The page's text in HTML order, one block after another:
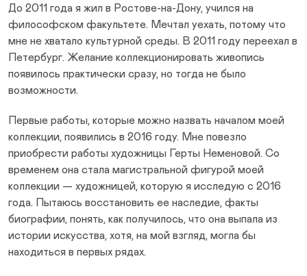
До 2011 года я жил в Ростове-на-Дону, учился на
философском факультете. Мечтал уехать, потому что
мне не хватало культурной среды. В 2011 году переехал в
Петербург. Желание коллекционировать живопись
появилось практически сразу, но тогда не было
возможности.
Первые работы, которые можно назвать началом моей
коллекции, появились в 2016 году. Мне повезло
приобрести работы художницы Герты Неменовой. Со
временем она стала магистральной фигурой моей
коллекции — художницей, которую я исследую с 2016
года. Пытаюсь восстановить ее наследие, факты
биографии, понять, как получилось, что она выпала из
истории искусства, хотя, на мой взгляд, могла бы
находиться в первых рядах.